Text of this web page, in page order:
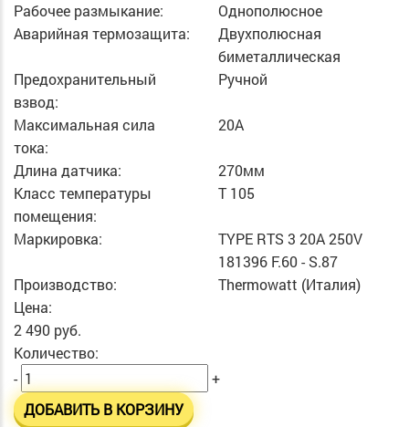
Рабочее размыкание:
Однополюсное
Аварийная термозащита:
Двухполюсная
биметаллическая
Предохранительный
взвод:
Ручной
Максимальная сила
тока:
20А
Длина датчика:
270мм
Класс температуры
помещения:
T 105
Маркировка:
TYPE RTS 3 20A 250V
181396 F.60 - S.87
Производство:
Thermowatt (Италия)
Цена:
2 490 руб.
Количество:
-
+
ДОБАВИТЬ В КОРЗИНУ